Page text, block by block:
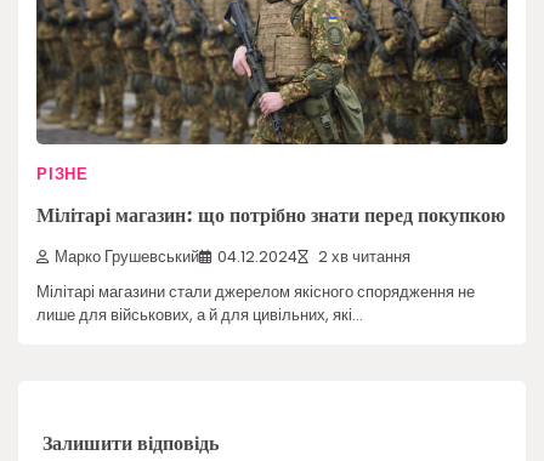
РІЗНЕ
Мілітарі магазин: що потрібно знати перед покупкою
Марко Грушевський 04.12.2024 2 хв читання
Мілітарі магазини стали джерелом якісного спорядження не
лише для військових, а й для цивільних, які…
Залишити відповідь